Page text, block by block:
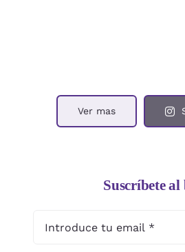
Ver mas
Suscríbete